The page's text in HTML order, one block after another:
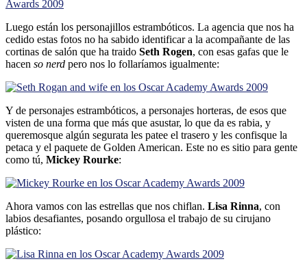
Luego están los personajillos estrambóticos. La agencia que nos ha
cedido estas fotos no ha sabido identificar a la acompañante de las
cortinas de salón que ha traido Seth Rogen, con esas gafas que le
hacen so nerd pero nos lo follarí­amos igualmente:
Y de personajes estrambóticos, a personajes horteras, de esos que
visten de una forma que más que asustar, lo que da es rabia, y
queremosque algún segurata les patee el trasero y les confisque la
petaca y el paquete de Golden American. Este no es sitio para gente
como tú, Mickey Rourke:
Ahora vamos con las estrellas que nos chiflan. Lisa Rinna, con
labios desafiantes, posando orgullosa el trabajo de su cirujano
plástico: